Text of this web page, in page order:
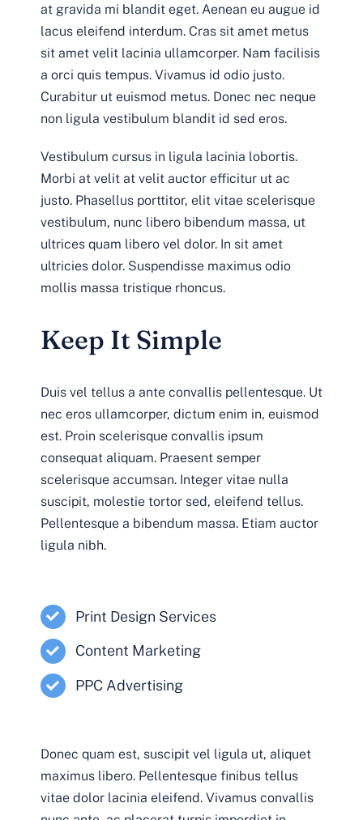
at gravida mi blandit eget. Aenean eu augue id
lacus eleifend interdum. Cras sit amet metus
sit amet velit lacinia ullamcorper. Nam facilisis
a orci quis tempus. Vivamus id odio justo.
Curabitur ut euismod metus. Donec nec neque
non ligula vestibulum blandit id sed eros.
Vestibulum cursus in ligula lacinia lobortis.
Morbi at velit at velit auctor efficitur ut ac
justo. Phasellus porttitor, elit vitae scelerisque
vestibulum, nunc libero bibendum massa, ut
ultrices quam libero vel dolor. In sit amet
ultricies dolor. Suspendisse maximus odio
mollis massa tristique rhoncus.
Keep It Simple
Duis vel tellus a ante convallis pellentesque. Ut
nec eros ullamcorper, dictum enim in, euismod
est. Proin scelerisque convallis ipsum
consequat aliquam. Praesent semper
scelerisque accumsan. Integer vitae nulla
suscipit, molestie tortor sed, eleifend tellus.
Pellentesque a bibendum massa. Etiam auctor
ligula nibh.
Print Design Services
Content Marketing
PPC Advertising
Donec quam est, suscipit vel ligula ut, aliquet
maximus libero. Pellentesque finibus tellus
vitae dolor lacinia eleifend. Vivamus convallis